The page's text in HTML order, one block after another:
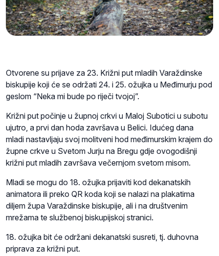
Otvorene su prijave za 23. Križni put mladih Varaždinske
biskupije koji će se održati 24. i 25. ožujka u Međimurju pod
geslom “Neka mi bude po riječi tvojoj”.
Križni put počinje u župnoj crkvi u Maloj Subotici u subotu
ujutro, a prvi dan hoda završava u Belici. Idućeg dana
mladi nastavljaju svoj molitveni hod međimurskim krajem do
župne crkve u Svetom Jurju na Bregu gdje ovogodišnji
križni put mladih završava večernjom svetom misom.
Mladi se mogu do 18. ožujka prijaviti kod dekanatskih
animatora ili preko QR koda koji se nalazi na plakatima
diljem župa Varaždinske biskupije, ali i na društvenim
mrežama te službenoj biskupijskoj stranici.
18. ožujka bit će održani dekanatski susreti, tj. duhovna
priprava za križni put.